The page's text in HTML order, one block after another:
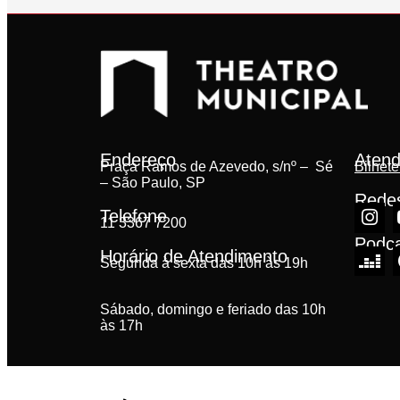
Endereço
Praça Ramos de Azevedo, s/nº – Sé
– São Paulo, SP
Telefone
11 3367 7200
Horário de Atendimento
Segunda à sexta das 10h às 19h
Sábado, domingo e feriado das 10h
às 17h